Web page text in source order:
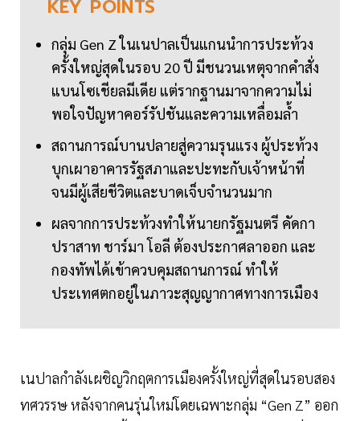
KEY POINTS
กลุ่ม Gen Z ในเนปาลเป็นแกนนำการประท้วง
ครั้งใหญ่สุดในรอบ 20 ปี มีชนวนเหตุจากคำสั่ง
แบนโซเชียลมีเดีย แต่รากฐานมาจากความไม่
พอใจปัญหาคอร์รัปชันและความเหลื่อมล้ำ
สถานการณ์บานปลายสู่ความรุนแรง ผู้ประท้วง
บุกเผาอาคารรัฐสภาและปะทะกับเจ้าหน้าที่
จนมีผู้เสียชีวิตและบาดเจ็บจำนวนมาก
ผลจากการประท้วงทำให้นายกรัฐมนตรี คัดกา
ปราสาท ชาร์มา โอลี ต้องประกาศลาออก และ
กองทัพได้เข้าควบคุมสถานการณ์ ทำให้
ประเทศตกอยู่ในภาวะสุญญากาศทางการเมือง
เนปาลกำลังเผชิญวิกฤตการเมืองครั้งใหญ่ที่สุดในรอบสอง
ทศวรรษ หลังจากคนรุ่นใหม่โดยเฉพาะกลุ่ม “Gen Z” ออก